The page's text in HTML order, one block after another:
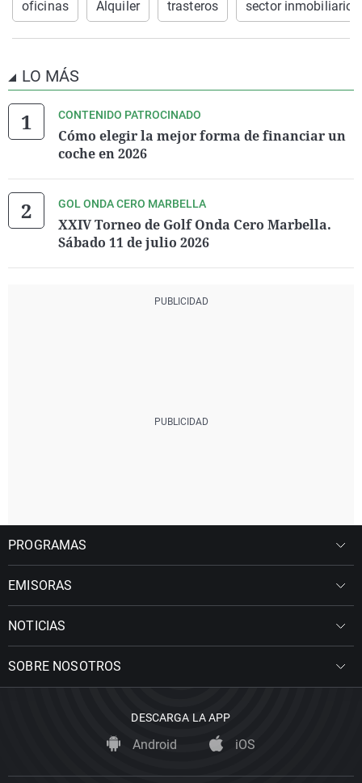
oficinas Alquiler trasteros sector inmobiliario
LO MÁS
CONTENIDO PATROCINADO
Cómo elegir la mejor forma de financiar un
coche en 2026
GOL ONDA CERO MARBELLA
XXIV Torneo de Golf Onda Cero Marbella.
Sábado 11 de julio 2026
PROGRAMAS
EMISORAS
NOTICIAS
SOBRE NOSOTROS
DESCARGA LA APP
Android iOS